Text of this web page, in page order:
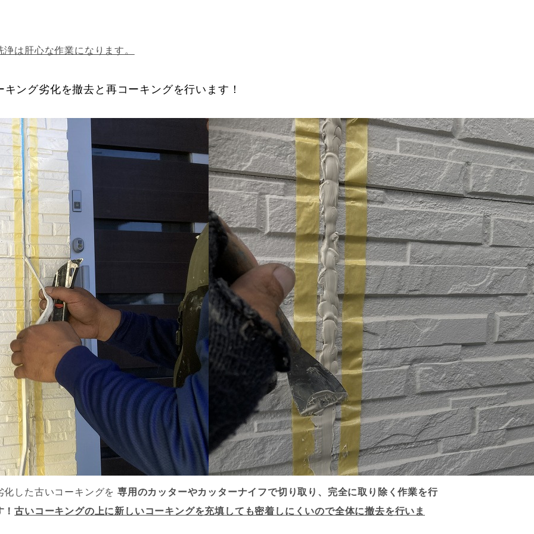
浄は肝心な作業になります。
キング劣化を撤去と再コーキングを行います！
化した古いコーキングを 専用のカッターやカッターナイフで切り取り、完全に取り除く作業を行
！古いコーキングの上に新しいコーキングを充填しても密着しにくいので全体に撤去を行いま